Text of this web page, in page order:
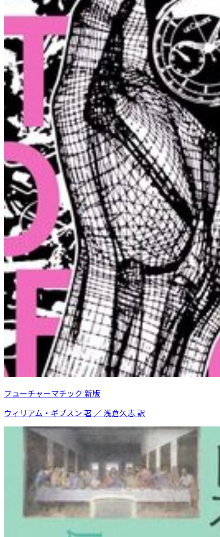
フューチャーマチック 新版
ウィリアム・ギブスン 著 ／ 浅倉久志 訳